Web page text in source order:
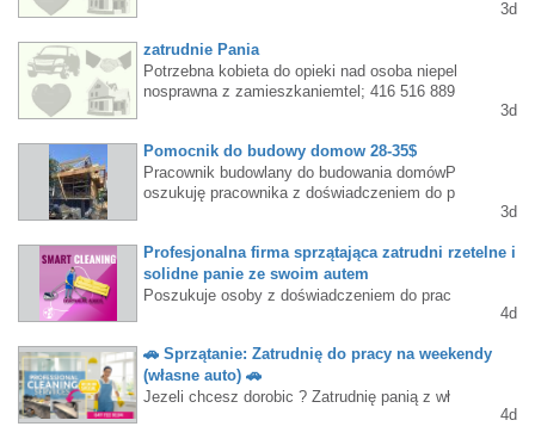
dy będzie dużym atutem,Osoby zainteresow
ane prosimy o kontakt telefoniczny lub SMS.
6479161873
ca, dużo godzin. Stawka w zależności od um
iejętności i zaangażowania $20-25\ godz. Zai
nteresowanych proszę o TEXT msg na nr 41
3d
zatrudnie Pania
Potrzebna kobieta do opieki nad osoba niepel
nosprawna z zamieszkaniemtel; 416 516 889
3d
Pomocnik do budowy domow 28-35$
Pracownik budowlany do budowania domówP
oszukuję pracownika z doświadczeniem do p
inę (w zależności od doświadczenia),możliwo
ść odbioru do pracy dla osób, które nie posia
dają własnego samochodu,stałą pracę w przy
m do kontaktu.Telefon: 416-937-9477Marek
3d
Profesjonalna firma sprzątająca zatrudni rzetelne i
solidne panie ze swoim autem
Poszukuje osoby z doświadczeniem do prac
oświadczenie w sprzątaniu, dokładność, wys
oka kultura osobista oraz własny samochód
na dojazdy. stabilne zatrudnienie w profesjon
4d
🚗 Sprzątanie: Zatrudnię do pracy na weekendy
(własne auto) 🚗
Jezeli chcesz dorobic ? Zatrudnię panią z wł
4d